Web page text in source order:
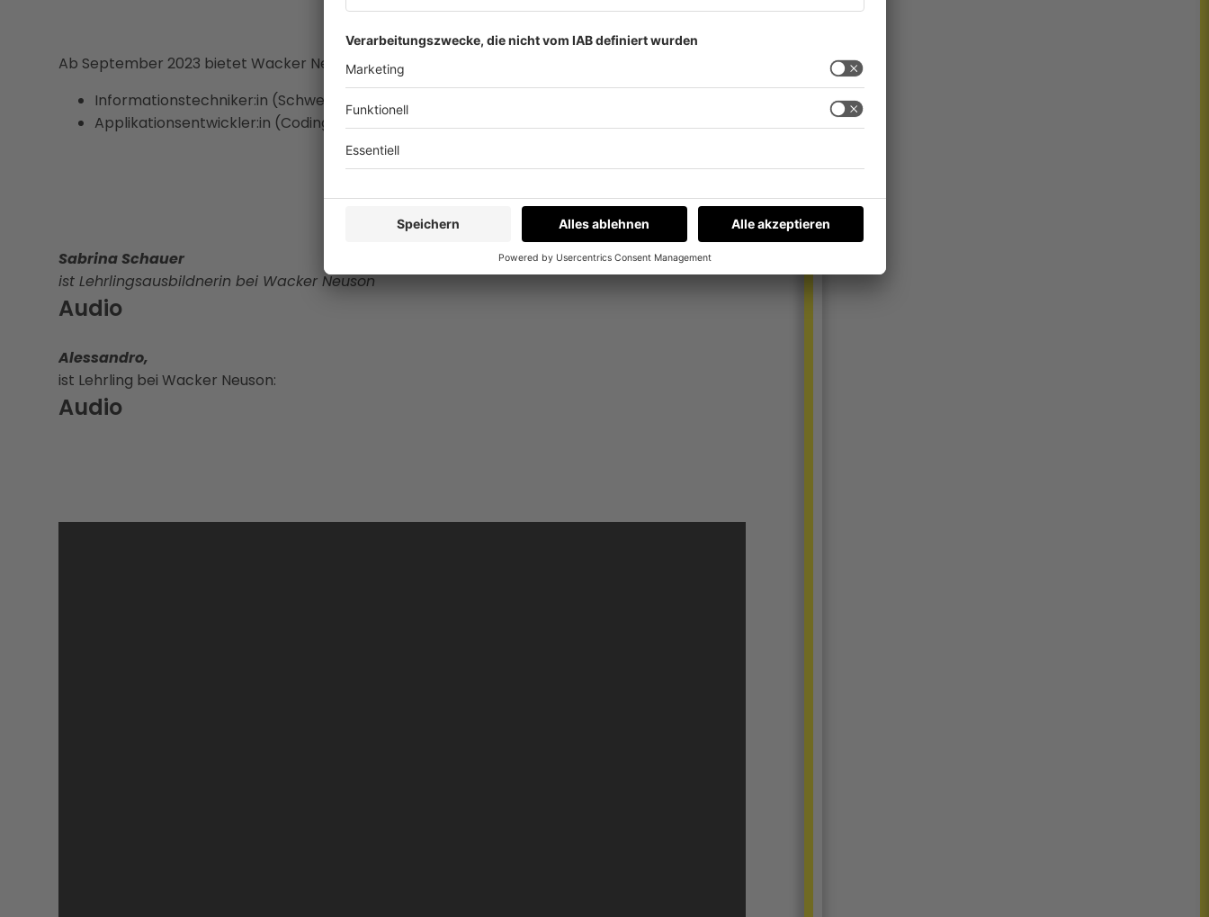
Ab September 2023 bietet Wacker Neuson zusätzlich die Lehrberufe
Informationstechniker:in (Schwerpunkt Systemtechnik),
Applikationsentwickler:in (Coding) sowie Lackiertechniker:in.
Sabrina Schauer
ist Lehrlingsausbildnerin bei Wacker Neuson
Audio
Alessandro,
ist Lehrling bei Wacker Neuson:
Audio